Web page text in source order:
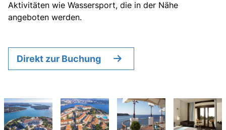
Aktivitäten wie Wassersport, die in der Nähe
angeboten werden.
Direkt zur Buchung